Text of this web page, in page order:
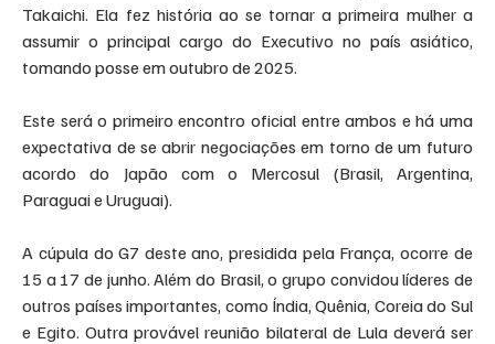
Takaichi. Ela fez história ao se tornar a primeira mulher a
assumir o principal cargo do Executivo no país asiático,
tomando posse em outubro de 2025.
Este será o primeiro encontro oficial entre ambos e há uma
expectativa de se abrir negociações em torno de um futuro
acordo do Japão com o Mercosul (Brasil, Argentina,
Paraguai e Uruguai).
A cúpula do G7 deste ano, presidida pela França, ocorre de
15 a 17 de junho. Além do Brasil, o grupo convidou líderes de
outros países importantes, como Índia, Quênia, Coreia do Sul
e Egito. Outra provável reunião bilateral de Lula deverá ser